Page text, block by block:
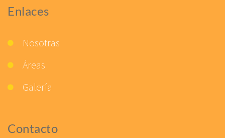
Enlaces
Nosotras
Áreas
Galería
Contacto